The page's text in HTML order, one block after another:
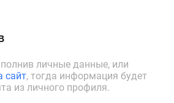
личные данные, или
сайт, тогда информация будет
из личного профиля.